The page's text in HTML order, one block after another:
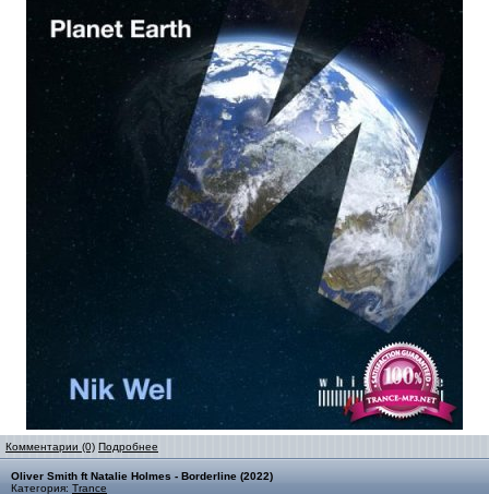
Комментарии (0) Подробнее
Oliver Smith ft Natalie Holmes - Borderline (2022)
Категория: Trance